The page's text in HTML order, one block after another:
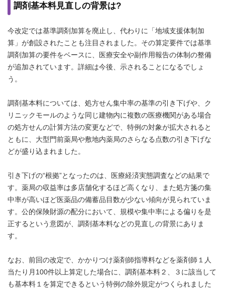
調剤基本料見直しの背景は?
今改定では基準調剤加算を廃止し、代わりに「地域支援体制加
算」が創設されたことも注目されました。その算定要件では基準
調剤加算の要件をベースに、医療安全や副作用報告の体制の整備
が追加されています。詳細は今後、示されることになるでしょ
う。
調剤基本料については、処方せん集中率の基準の引き下げや、ク
リニックモールのような同じ建物内に複数の医療機関がある場合
の処方せんの計算方法の変更などで、特例の対象が拡大されると
ともに、大型門前薬局や敷地内薬局のさらなる点数の引き下げな
どが盛り込まれました。
引き下げの“根拠”となったのは、医療経済実態調査などの結果で
す。薬局の収益率は多店舗化するほど高くなり、また処方箋の集
中率が高いほど医薬品の備蓄品目数が少ない傾向が見られていま
す。公的保険財源の配分において、規模や集中率による偏りを是
正するという意図が、調剤基本料などの見直しの背景にありま
す。
なお、前回の改定で、かかりつけ薬剤師指導料などを薬剤師１人
当たり月100件以上算定した場合に、調剤基本料２、３に該当して
も基本料１を算定できるという特例の除外規定がつくられました